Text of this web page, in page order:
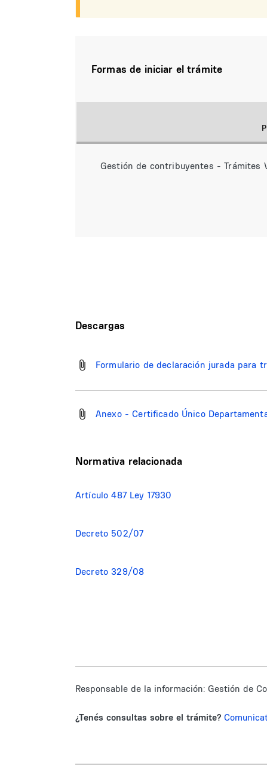
Formas de iniciar el trámite
Gestión de contribuyentes - Trámites
Descargas
Formulario de declaración jurada para
Anexo - Certificado Único
Normativa relacionada
Artículo 487 Ley 17930
Decreto 502/07
Decreto 329/08
Responsable de la información: Gestión de
¿Tenés consultas sobre el trámite?